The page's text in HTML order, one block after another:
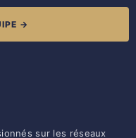
→
sur les réseaux